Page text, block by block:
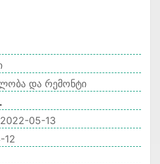
და რემონტი
2022-05-13
12